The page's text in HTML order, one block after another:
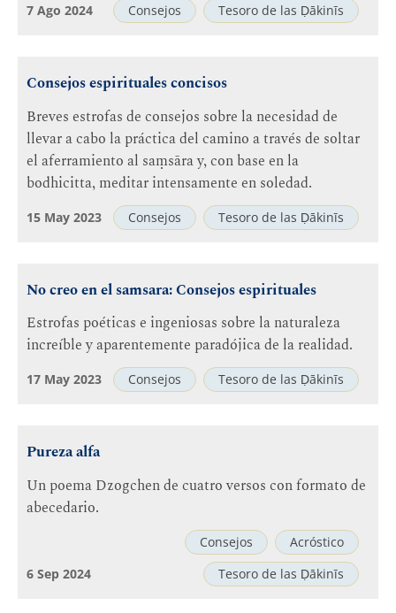
Consejos Tesoro de las Ḍākinīs
7 Ago 2024
Consejos espirituales concisos
Breves estrofas de consejos sobre la necesidad de
llevar a cabo la práctica del camino a través de soltar
el aferramiento al saṃsāra y, con base en la
bodhicitta, meditar intensamente en soledad.
Consejos Tesoro de las Ḍākinīs
15 May 2023
No creo en el samsara: Consejos espirituales
Estrofas poéticas e ingeniosas sobre la naturaleza
increíble y aparentemente paradójica de la realidad.
Consejos Tesoro de las Ḍākinīs
17 May 2023
Pureza alfa
Un poema Dzogchen de cuatro versos con formato de
abecedario.
Consejos
Acróstico
Tesoro de las Ḍākinīs
6 Sep 2024